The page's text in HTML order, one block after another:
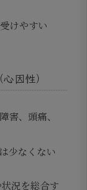
けやすい
因性）
害、頭痛、
少なくない
況を総合す